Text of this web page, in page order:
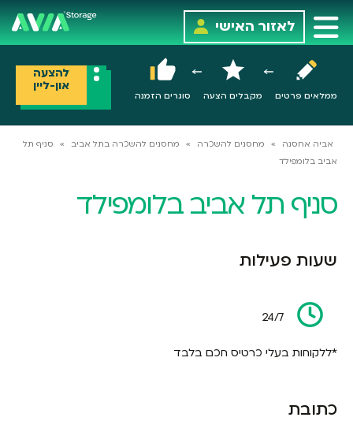
לאזור האישי
ממלאים פרטים מקבלים הצעה סוגרים הזמנה
להצעה
און-ליין
אביה אחסנה » מחסנים להשכרה » מחסנים להשכרה בתל אביב »
סניף תל
אביב בלומפילד
סניף תל אביב בלומפילד
שעות פעילות
24/7
*ללקוחות בעלי כרטיס חכם בלבד
כתובת